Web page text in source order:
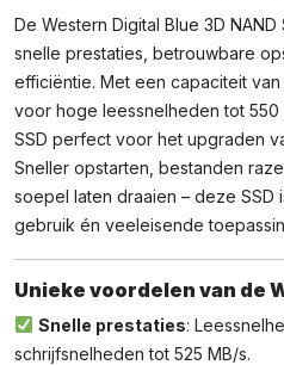
De Western Digital Blue 3D
snelle prestaties, betrouwbare
efficiëntie. Met een capaciteit
voor hoge leessnelheden tot 550
SSD perfect voor het upgraden
Sneller opstarten, bestanden
soepel laten draaien – deze
gebruik én veeleisende
Unieke voordelen van de
Snelle prestaties:
schrijfsnelheden tot 525 MB/s.